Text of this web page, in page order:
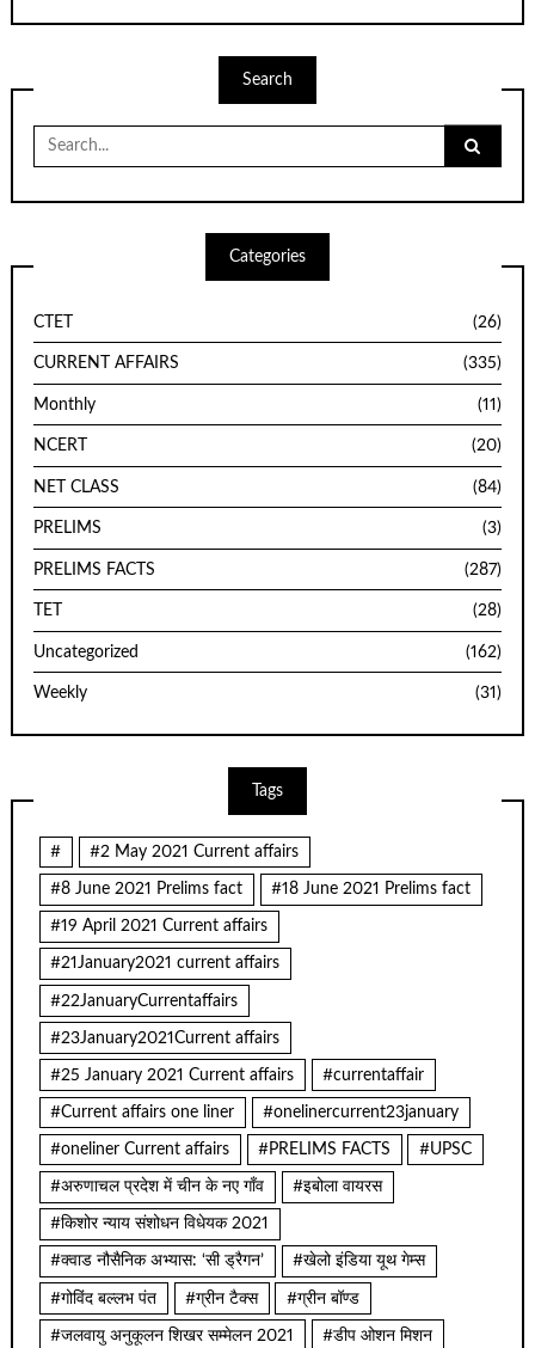
Search
for:
Categories
CTET (26)
CURRENT AFFAIRS (335)
Monthly (11)
NCERT (20)
NET CLASS (84)
PRELIMS (3)
PRELIMS FACTS (287)
TET (28)
Uncategorized (162)
Weekly (31)
Tags
# #2 May 2021 Current affairs
#8 June 2021 Prelims fact #18 June 2021 Prelims fact
#19 April 2021 Current affairs
#21January2021 current affairs
#22JanuaryCurrentaffairs
#23January2021Current affairs
#25 January 2021 Current affairs #currentaffair
#Current affairs one liner #onelinercurrent23january
#oneliner Current affairs #PRELIMS FACTS #UPSC
#अरुणाचल प्रदेश में चीन के नए गाँव #इबोला वायरस
#किशोर न्याय संशोधन विधेयक 2021
#क्वाड नौसैनिक अभ्यास: ‘सी ड्रैगन’ #खेलो इंडिया यूथ गेम्स
#गोविंद बल्लभ पंत #ग्रीन टैक्स #ग्रीन बॉण्ड
#जलवायु अनुकूलन शिखर सम्मेलन 2021 #डीप ओशन मिशन